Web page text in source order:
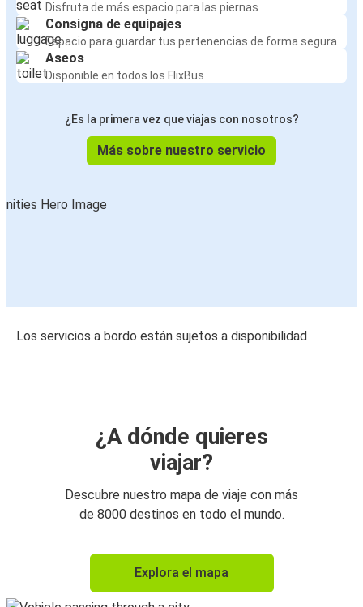
Disfruta de más espacio para las piernas
Consigna de equipajes
Espacio para guardar tus pertenencias de forma segura
Aseos
Disponible en todos los FlixBus
¿Es la primera vez que viajas con nosotros?
Más sobre nuestro servicio
Los servicios a bordo están sujetos a disponibilidad
¿A dónde quieres
viajar?
Descubre nuestro mapa de viaje con más
de 8000 destinos en todo el mundo.
Explora el mapa